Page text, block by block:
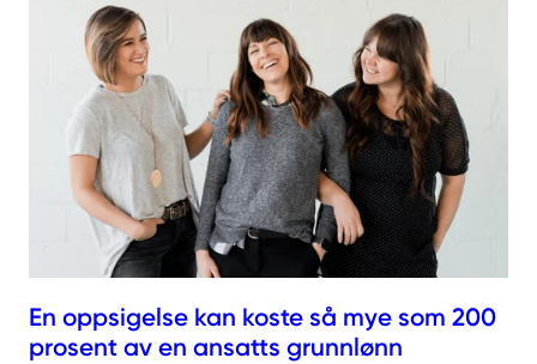
En oppsigelse kan koste så mye som 200
prosent av en ansatts grunnlønn